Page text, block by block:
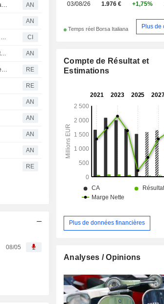
Prudence généralisée ; Eni revoit ses bénéfices et son rachat d'actions à la hausse AN
AN
Piaggio & C. SpA publie ses résultats pour le premier semestre clos le 30 juin 2026 CI
Piaggio : indicateurs en hausse au premier semestre ; versement d'un acompte sur dividende AN
Piaggio, le fabricant de la Vespa, promet un acompte sur dividende en hausse après un bond de son bénéfice opérationnel au deuxième trimestre RE
RE
AN
AN
AN
AN
RE
08/05
03/08/26 1.976 € +1,75%
Temps réel Borsa Italiana Plus de
Compte de Résultat et
Estimations
Plus de données financières
Analyses / Opinions